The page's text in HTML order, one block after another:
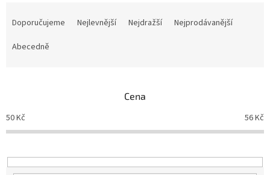
o
d
k
t
Doporučujeme Nejlevnější Nejdražší
Nejprodávanější
Abecedně
Cena
50Kč 56Kč